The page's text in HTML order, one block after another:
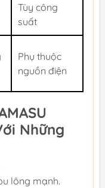
Tùy công
suất
Phụ thuộc
nguồn điện
Những
lông mạnh.